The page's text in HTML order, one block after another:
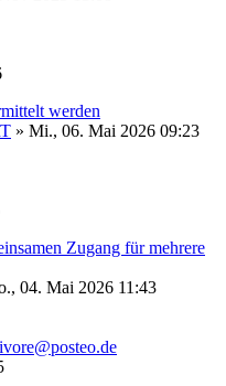
werden
» Mi., 06. Mai 2026 09:23
Zugang für mehrere
04. Mai 2026 11:43